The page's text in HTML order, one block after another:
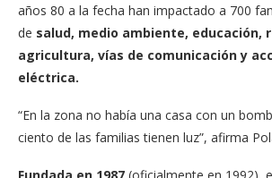
años 80 a la fecha han impactado a 700
de salud, medio ambiente, educación,
agricultura, vías de comunicación y
eléctrica.
“En la zona no había una casa con un
ciento de las familias tienen luz”, afirma